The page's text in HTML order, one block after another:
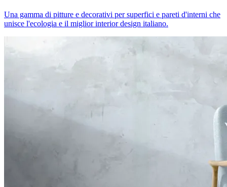
Una gamma di pitture e decorativi per superfici e pareti d'interni che
unisce l'ecologia e il miglior interior design italiano.